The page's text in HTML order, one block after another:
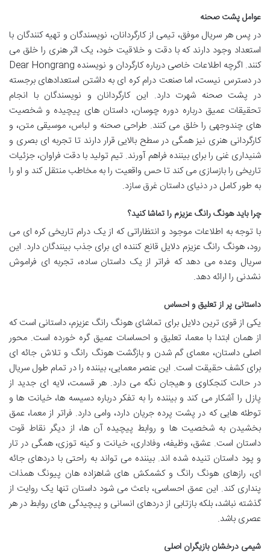
عوامل پشت صحنه
در پس هر سریال موفق، تیمی از کارگردانان، نویسندگان و تهیه کنندگان با
استعداد وجود دارند که با دقت و خلاقیت خود، یک اثر هنری را خلق می
کنند. اگرچه اطلاعات خاصی درباره کارگردان و نویسنده Dear Hongrang
در دسترس نیست، اما صنعت درام کره ای به داشتن استعدادهای برجسته
در پشت صحنه شهرت دارد. این کارگردانان و نویسندگان با انجام
تحقیقات عمیق درباره دوره چوسان، داستان های پیچیده و شخصیت
های چندوجهی را خلق می کنند. طراحی صحنه و لباس، موسیقی متن، و
کارگردانی هنری نیز همگی در سطح بالایی قرار دارند تا تجربه ای بصری و
شنیداری غنی را برای بیننده فراهم آورند. تیم تولید با دقت فراوان، جزئیات
تاریخی را بازسازی می کند تا حس واقعیت را به مخاطب منتقل کند و او را
به طور کامل در دنیای داستان غرق سازد.
چرا باید هونگ رانگ عزیزم را تماشا کنید؟
با توجه به اطلاعات موجود و انتظاراتی که از یک درام تاریخی کره ای می
رود، هونگ رانگ عزیزم دلایل قانع کننده ای برای جذب بینندگان دارد. این
سریال وعده می دهد که فراتر از یک داستان ساده، تجربه ای فراموش
نشدنی را ارائه دهد.
داستانی پر از تعلیق و احساس
یکی از قوی ترین دلایل برای تماشای هونگ رانگ عزیزم، داستانی است که
از همان ابتدا با معما، تعلیق و احساسات عمیق گره خورده است. محور
اصلی داستان، معمای گم شدن و بازگشت هونگ رانگ و تلاش جائه ای
برای کشف حقیقت است. این عنصر معمایی، بیننده را در تمام طول سریال
در حالت کنجکاوی و هیجان نگه می دارد. هر قسمت، لایه ای جدید از
پازل را آشکار می کند و بیننده را به تفکر درباره دسیسه ها، خیانت ها و
توطئه هایی که در پشت پرده جریان دارد، وامی دارد. فراتر از معما، عمق
بخشیدن به شخصیت ها و روابط پیچیده آن ها، از دیگر نقاط قوت
داستان است. عشق، وظیفه، وفاداری، خیانت و کینه توزی، همگی در تار
و پود داستان تنیده شده اند. بیننده می تواند به راحتی با دردهای جائه
ای، رازهای هونگ رانگ و کشمکش های شاهزاده هان پیونگ همذات
پنداری کند. این عمق احساسی، باعث می شود داستان تنها یک روایت از
گذشته نباشد، بلکه بازتابی از دردهای انسانی و پیچیدگی های روابط در هر
عصری باشد.
شیمی درخشان بازیگران اصلی